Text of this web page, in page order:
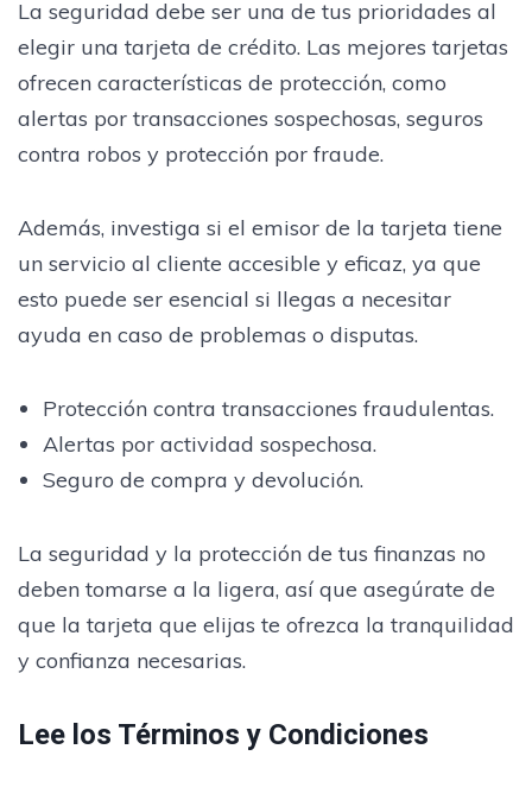
La seguridad debe ser una de tus prioridades al
elegir una tarjeta de crédito. Las mejores tarjetas
ofrecen características de protección, como
alertas por transacciones sospechosas, seguros
contra robos y protección por fraude.
Además, investiga si el emisor de la tarjeta tiene
un servicio al cliente accesible y eficaz, ya que
esto puede ser esencial si llegas a necesitar
ayuda en caso de problemas o disputas.
Protección contra transacciones fraudulentas.
Alertas por actividad sospechosa.
Seguro de compra y devolución.
La seguridad y la protección de tus finanzas no
deben tomarse a la ligera, así que asegúrate de
que la tarjeta que elijas te ofrezca la tranquilidad
y confianza necesarias.
Lee los Términos y Condiciones